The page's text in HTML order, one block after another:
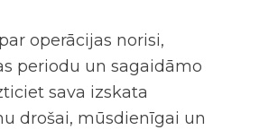
operācijas norisi,
periodu un sagaidāmo
sava izskata
drošai, mūsdienīgai un